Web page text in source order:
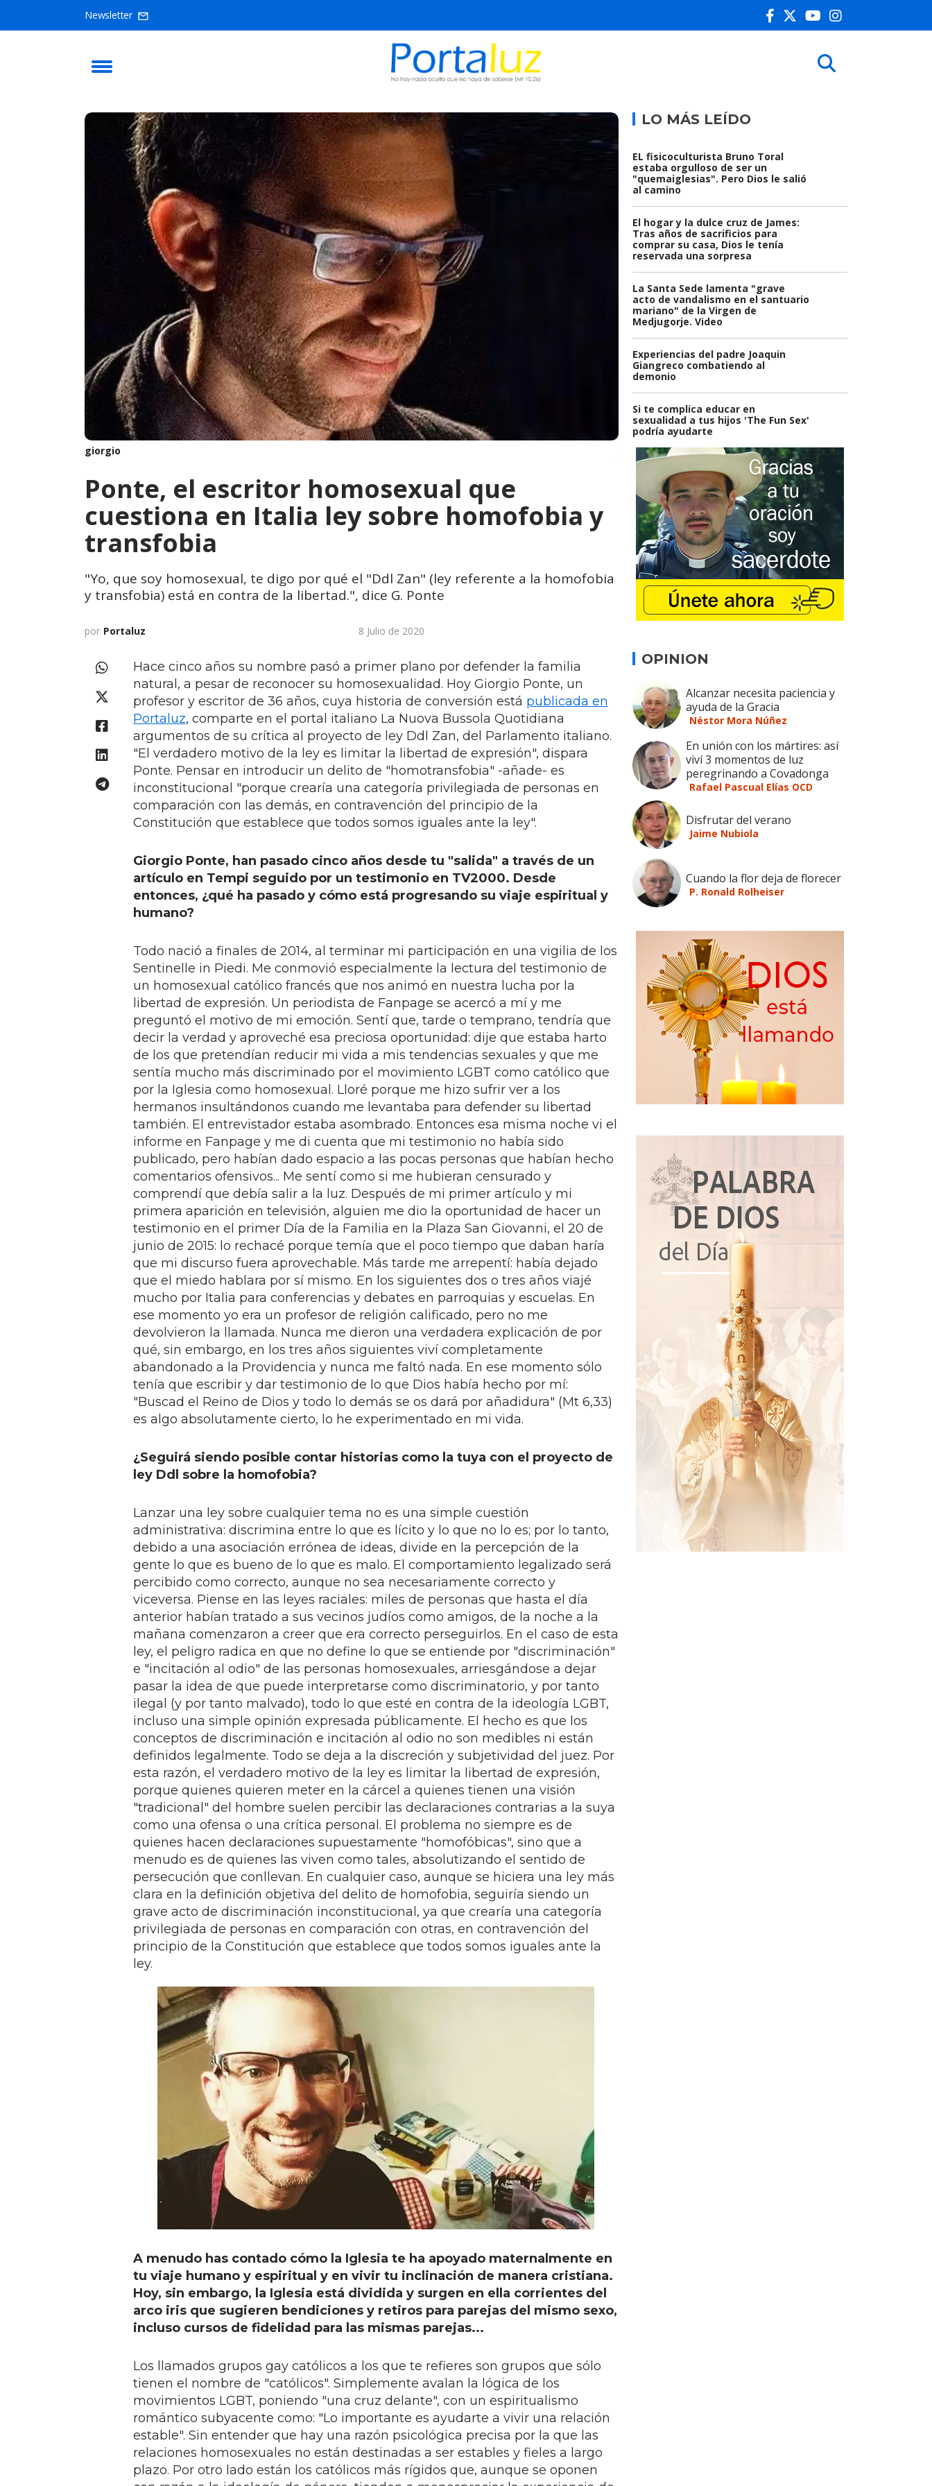
Newsletter
giorgio
Ponte, el escritor homosexual que
cuestiona en Italia ley sobre homofobia y
transfobia
"Yo, que soy homosexual, te digo por qué el "Ddl Zan" (ley referente a la homofobia
y transfobia) está en contra de la libertad.", dice G. Ponte
por Portaluz 8 Julio de 2020
Hace cinco años su nombre pasó a primer plano por defender la familia
natural, a pesar de reconocer su homosexualidad. Hoy Giorgio Ponte, un
profesor y escritor de 36 años, cuya historia de conversión está publicada en
Portaluz, comparte en el portal italiano La Nuova Bussola Quotidiana
argumentos de su crítica al proyecto de ley Ddl Zan, del Parlamento italiano.
"El verdadero motivo de la ley es limitar la libertad de expresión", dispara
Ponte. Pensar en introducir un delito de "homotransfobia" -añade- es
inconstitucional "porque crearía una categoría privilegiada de personas en
comparación con las demás, en contravención del principio de la
Constitución que establece que todos somos iguales ante la ley".
Giorgio Ponte, han pasado cinco años desde tu "salida" a través de un
artículo en Tempi seguido por un testimonio en TV2000. Desde
entonces, ¿qué ha pasado y cómo está progresando su viaje espiritual y
humano?
Todo nació a finales de 2014, al terminar mi participación en una vigilia de los
Sentinelle in Piedi. Me conmovió especialmente la lectura del testimonio de
un homosexual católico francés que nos animó en nuestra lucha por la
libertad de expresión. Un periodista de Fanpage se acercó a mí y me
preguntó el motivo de mi emoción. Sentí que, tarde o temprano, tendría que
decir la verdad y aproveché esa preciosa oportunidad: dije que estaba harto
de los que pretendían reducir mi vida a mis tendencias sexuales y que me
sentía mucho más discriminado por el movimiento LGBT como católico que
por la Iglesia como homosexual. Lloré porque me hizo sufrir ver a los
hermanos insultándonos cuando me levantaba para defender su libertad
también. El entrevistador estaba asombrado. Entonces esa misma noche vi el
informe en Fanpage y me di cuenta que mi testimonio no había sido
publicado, pero habían dado espacio a las pocas personas que habían hecho
comentarios ofensivos... Me sentí como si me hubieran censurado y
comprendí que debía salir a la luz. Después de mi primer artículo y mi
primera aparición en televisión, alguien me dio la oportunidad de hacer un
testimonio en el primer Día de la Familia en la Plaza San Giovanni, el 20 de
junio de 2015: lo rechacé porque temía que el poco tiempo que daban haría
que mi discurso fuera aprovechable. Más tarde me arrepentí: había dejado
que el miedo hablara por sí mismo. En los siguientes dos o tres años viajé
mucho por Italia para conferencias y debates en parroquias y escuelas. En
ese momento yo era un profesor de religión calificado, pero no me
devolvieron la llamada. Nunca me dieron una verdadera explicación de por
qué, sin embargo, en los tres años siguientes viví completamente
abandonado a la Providencia y nunca me faltó nada. En ese momento sólo
tenía que escribir y dar testimonio de lo que Dios había hecho por mí:
"Buscad el Reino de Dios y todo lo demás se os dará por añadidura" (Mt 6,33)
es algo absolutamente cierto, lo he experimentado en mi vida.
¿Seguirá siendo posible contar historias como la tuya con el proyecto de
ley Ddl sobre la homofobia?
Lanzar una ley sobre cualquier tema no es una simple cuestión
administrativa: discrimina entre lo que es lícito y lo que no lo es; por lo tanto,
debido a una asociación errónea de ideas, divide en la percepción de la
gente lo que es bueno de lo que es malo. El comportamiento legalizado será
percibido como correcto, aunque no sea necesariamente correcto y
viceversa. Piense en las leyes raciales: miles de personas que hasta el día
anterior habían tratado a sus vecinos judíos como amigos, de la noche a la
mañana comenzaron a creer que era correcto perseguirlos. En el caso de esta
ley, el peligro radica en que no define lo que se entiende por "discriminación"
e "incitación al odio" de las personas homosexuales, arriesgándose a dejar
pasar la idea de que puede interpretarse como discriminatorio, y por tanto
ilegal (y por tanto malvado), todo lo que esté en contra de la ideología LGBT,
incluso una simple opinión expresada públicamente. El hecho es que los
conceptos de discriminación e incitación al odio no son medibles ni están
definidos legalmente. Todo se deja a la discreción y subjetividad del juez. Por
esta razón, el verdadero motivo de la ley es limitar la libertad de expresión,
porque quienes quieren meter en la cárcel a quienes tienen una visión
"tradicional" del hombre suelen percibir las declaraciones contrarias a la suya
como una ofensa o una crítica personal. El problema no siempre es de
quienes hacen declaraciones supuestamente "homofóbicas", sino que a
menudo es de quienes las viven como tales, absolutizando el sentido de
persecución que conllevan. En cualquier caso, aunque se hiciera una ley más
clara en la definición objetiva del delito de homofobia, seguiría siendo un
grave acto de discriminación inconstitucional, ya que crearía una categoría
privilegiada de personas en comparación con otras, en contravención del
principio de la Constitución que establece que todos somos iguales ante la
ley.
A menudo has contado cómo la Iglesia te ha apoyado maternalmente en
tu viaje humano y espiritual y en vivir tu inclinación de manera cristiana.
Hoy, sin embargo, la Iglesia está dividida y surgen en ella corrientes del
arco iris que sugieren bendiciones y retiros para parejas del mismo sexo,
incluso cursos de fidelidad para las mismas parejas...
Los llamados grupos gay católicos a los que te refieres son grupos que sólo
tienen el nombre de "católicos". Simplemente avalan la lógica de los
movimientos LGBT, poniendo "una cruz delante", con un espiritualismo
romántico subyacente como: "Lo importante es ayudarte a vivir una relación
estable". Sin entender que hay una razón psicológica precisa por la que las
relaciones homosexuales no están destinadas a ser estables y fieles a largo
plazo. Por otro lado están los católicos más rígidos que, aunque se oponen
LO MÁS LEÍDO
EL fisicoculturista Bruno Toral
estaba orgulloso de ser un
"quemaiglesias". Pero Dios le salió
al camino
El hogar y la dulce cruz de James:
Tras años de sacrificios para
comprar su casa, Dios le tenía
reservada una sorpresa
La Santa Sede lamenta "grave
acto de vandalismo en el santuario
mariano" de la Virgen de
Medjugorje. Video
Experiencias del padre Joaquin
Giangreco combatiendo al
demonio
Si te complica educar en
sexualidad a tus hijos 'The Fun Sex'
podría ayudarte
OPINION
Alcanzar necesita paciencia y
ayuda de la Gracia
Néstor Mora Núñez
En unión con los mártires: así
viví 3 momentos de luz
peregrinando a Covadonga
Rafael Pascual Elías OCD
Disfrutar del verano
Jaime Nubiola
Cuando la flor deja de florecer
P. Ronald Rolheiser